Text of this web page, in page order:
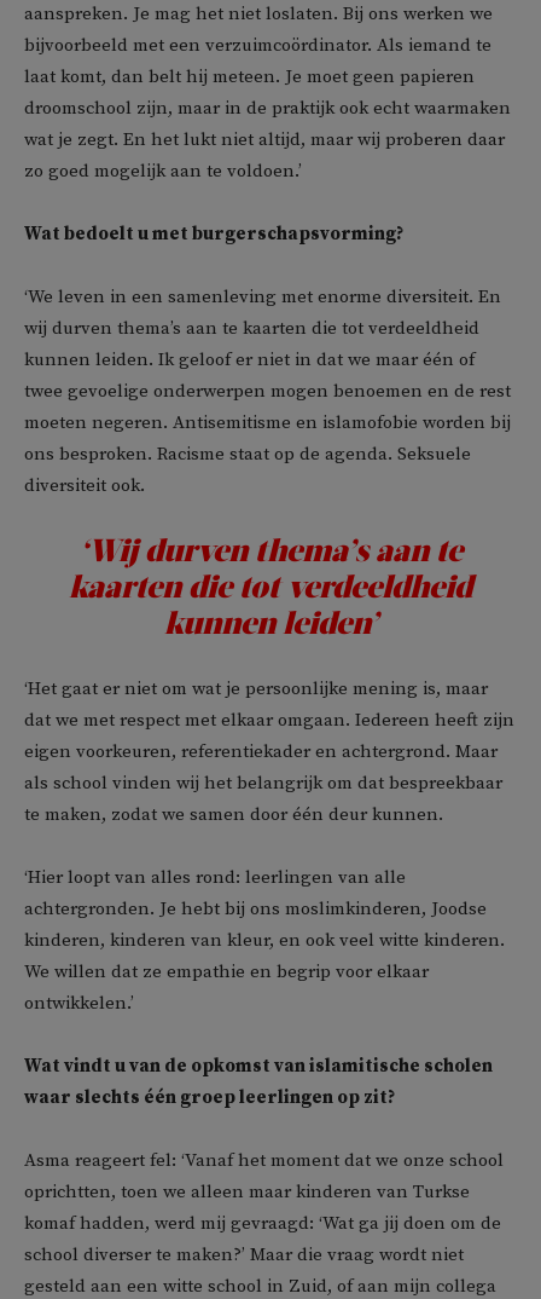
aanspreken. Je mag het niet loslaten. Bij ons werken we
bijvoorbeeld met een verzuimcoördinator. Als iemand te
laat komt, dan belt hij meteen. Je moet geen papieren
droomschool zijn, maar in de praktijk ook echt waarmaken
wat je zegt. En het lukt niet altijd, maar wij proberen daar
zo goed mogelijk aan te voldoen.’
Wat bedoelt u met burgerschapsvorming?
‘We leven in een samenleving met enorme diversiteit. En
wij durven thema’s aan te kaarten die tot verdeeldheid
kunnen leiden. Ik geloof er niet in dat we maar één of
twee gevoelige onderwerpen mogen benoemen en de rest
moeten negeren. Antisemitisme en islamofobie worden bij
ons besproken. Racisme staat op de agenda. Seksuele
diversiteit ook.
‘Wij durven thema’s aan te
kaarten die tot verdeeldheid
kunnen leiden’
‘Het gaat er niet om wat je persoonlijke mening is, maar
dat we met respect met elkaar omgaan. Iedereen heeft zijn
eigen voorkeuren, referentiekader en achtergrond. Maar
als school vinden wij het belangrijk om dat bespreekbaar
te maken, zodat we samen door één deur kunnen.
‘Hier loopt van alles rond: leerlingen van alle
achtergronden. Je hebt bij ons moslimkinderen, Joodse
kinderen, kinderen van kleur, en ook veel witte kinderen.
We willen dat ze empathie en begrip voor elkaar
ontwikkelen.’
Wat vindt u van de opkomst van islamitische scholen
waar slechts één groep leerlingen op zit?
Asma reageert fel: ‘Vanaf het moment dat we onze school
oprichtten, toen we alleen maar kinderen van Turkse
komaf hadden, werd mij gevraagd: ‘Wat ga jij doen om de
school diverser te maken?’ Maar die vraag wordt niet
gesteld aan een witte school in Zuid, of aan mijn collega